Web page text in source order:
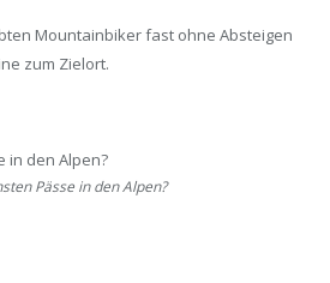
Mountainbiker fast ohne Absteigen
zum Zielort.
Pässe in den Alpen?